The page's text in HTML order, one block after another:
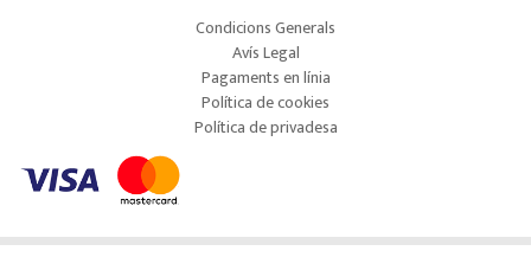
Condicions Generals
Avís Legal
Pagaments en línia
Política de cookies
Política de privadesa